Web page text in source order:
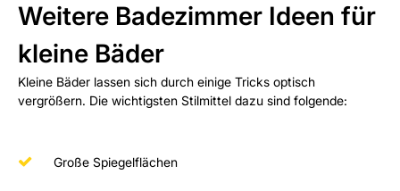
Weitere Badezimmer Ideen für
kleine Bäder
Kleine Bäder lassen sich durch einige Tricks optisch
vergrößern. Die wichtigsten Stilmittel dazu sind folgende:
Große Spiegelflächen